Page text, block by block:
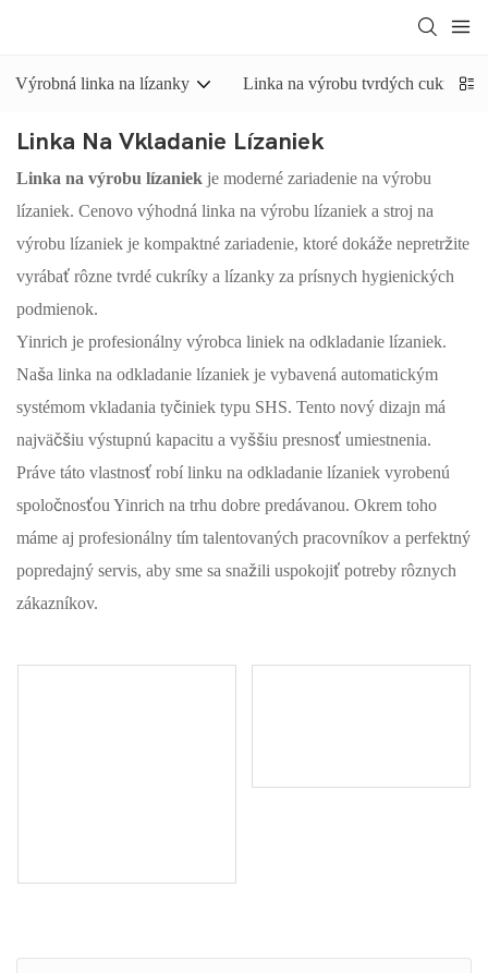
Výrobná linka na lízanky Linka na výrobu tvrdých cukríkov
Linka Na Vkladanie Lízaniek
Linka na výrobu lízaniek je moderné zariadenie na výrobu
lízaniek. Cenovo výhodná linka na výrobu lízaniek a stroj na
výrobu lízaniek je kompaktné zariadenie, ktoré dokáže nepretržite
vyrábať rôzne tvrdé cukríky a lízanky za prísnych hygienických
podmienok.
Yinrich je profesionálny výrobca liniek na odkladanie lízaniek.
Naša linka na odkladanie lízaniek je vybavená automatickým
systémom vkladania tyčiniek typu SHS. Tento nový dizajn má
najväčšiu výstupnú kapacitu a vyššiu presnosť umiestnenia.
Práve táto vlastnosť robí linku na odkladanie lízaniek vyrobenú
spoločnosťou Yinrich na trhu dobre predávanou. Okrem toho
máme aj profesionálny tím talentovaných pracovníkov a perfektný
popredajný servis, aby sme sa snažili uspokojiť potreby rôznych
zákazníkov.